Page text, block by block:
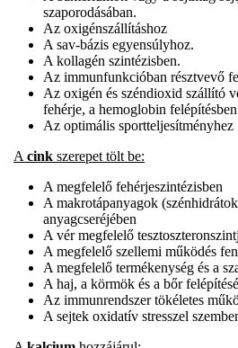
szaporodásában.
Az oxigénszállításhoz
A sav-bázis egyensúlyhoz.
A kollagén szintézisben.
Az immunfunkcióban résztvevő
Az oxigén és széndioxid szállító
fehérje, a hemoglobin
Az optimális sportteljesítményhez
A cink szerepet tölt be:
A megfelelő fehérjeszintézisben
A makrotápanyagok
anyagcseréjében
A vér megfelelő
A megfelelő szellemi működés
A megfelelő termékenység és a
A haj, a körmök és a bőr
Az immunrendszer tökéletes
A sejtek oxidatív stresszel